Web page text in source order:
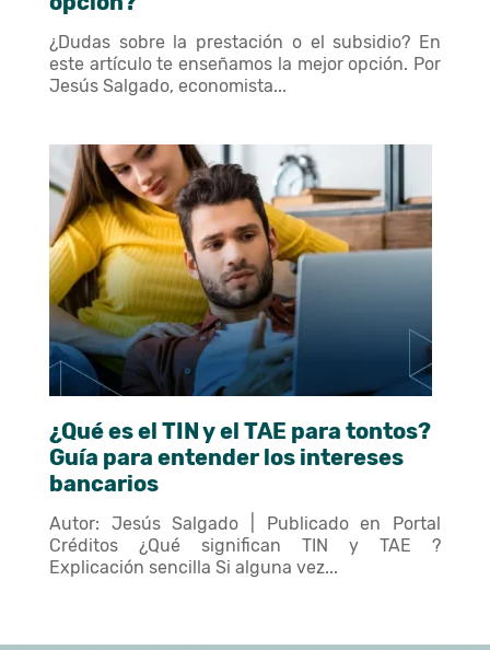
¿Dudas sobre la prestación o el subsidio? En
este artículo te enseñamos la mejor opción. Por
Jesús Salgado, economista...
¿Qué es el TIN y el TAE para tontos?
Guía para entender los intereses
bancarios
Autor: Jesús Salgado | Publicado en Portal
Créditos ¿Qué significan TIN y TAE ?
Explicación sencilla Si alguna vez...